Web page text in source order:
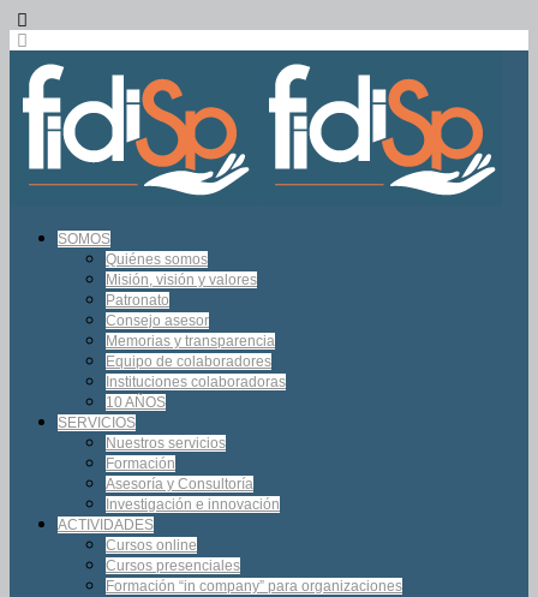
SOMOS
Quiénes somos
Misión, visión y valores
Patronato
Consejo asesor
Memorias y transparencia
Equipo de colaboradores
Instituciones colaboradoras
10 AÑOS
SERVICIOS
Nuestros servicios
Formación
Asesoría y Consultoría
Investigación e innovación
ACTIVIDADES
Cursos online
Cursos presenciales
Formación “in company” para organizaciones